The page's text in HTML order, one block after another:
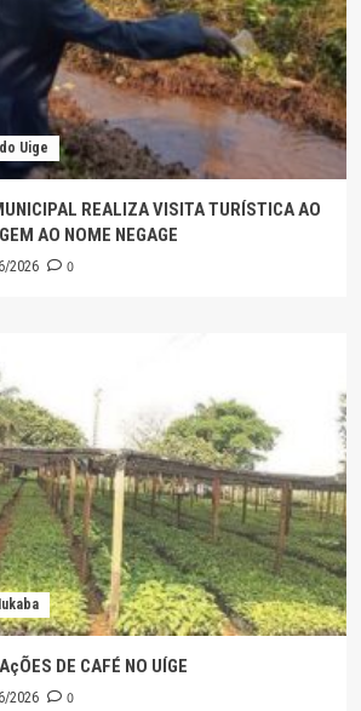
Uige
REALIZA VISITA TURÍSTICA AO
AO NOME NEGAGE
2026 0
DE CAFÉ NO UÍGE
2026 0